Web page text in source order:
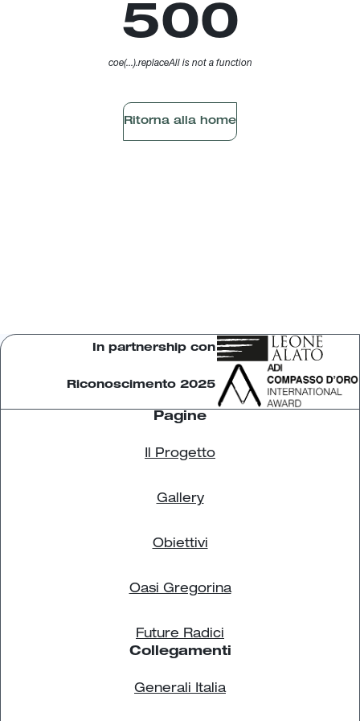
500
coe(...).replaceAll is not a function
Ritorna alla home
In partnership con
Riconoscimento 2025
Pagine
Il Progetto
Gallery
Obiettivi
Oasi Gregorina
Future Radici
Collegamenti
Generali Italia